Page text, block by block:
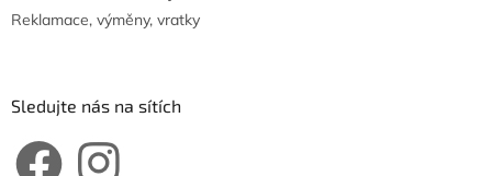
Reklamace, výměny, vratky
Sledujte nás na sítích